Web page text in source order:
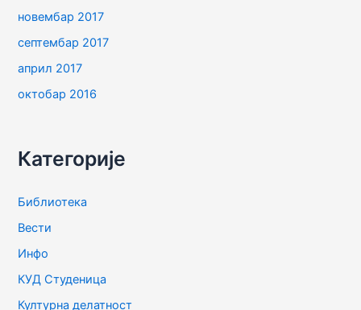
новембар 2017
септембар 2017
април 2017
октобар 2016
Категорије
Библиотека
Вести
Инфо
КУД Студеница
Културна делатност